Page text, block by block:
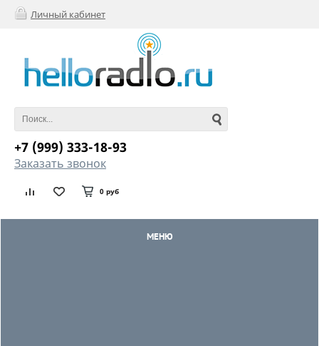
Личный кабинет
+7 (999) 333-18-93
Заказать звонок
0 руб
МЕНЮ